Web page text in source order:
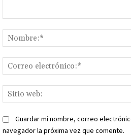
Guardar mi nombre, correo
navegador la próxima vez que comente.